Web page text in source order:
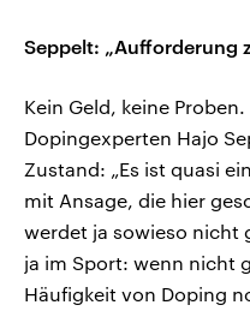
Seppelt: „Aufforderung
Kein Geld, keine Proben.
Dopingexperten Hajo
Zustand: „Es ist quasi
mit Ansage, die hier
werdet ja sowieso nicht
ja im Sport: wenn nicht
Häufigkeit von Doping